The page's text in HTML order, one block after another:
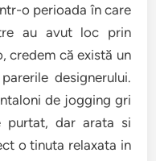
o perioada în care
au avut loc prin
credem că există un
designerului.
de jogging gri
purtat, dar arata si
o tinuta relaxata in